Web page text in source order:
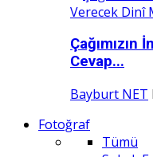
Çağımızın
Cevap...
Bayburt NET
Fotoğraf
Tümü